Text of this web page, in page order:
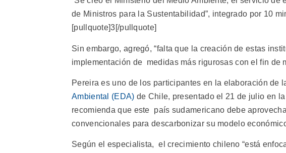
de Ministros para la Sustentabilidad”, integrado por 10
[pullquote]3[/pullquote]
Sin embargo, agregó, “falta que la creación de estas
implementación de medidas más rigurosas con el fin de
Pereira es uno de los participantes en la elaboración de
Ambiental (EDA) de Chile, presentado el 21 de julio en
recomienda que este país sudamericano debe
convencionales para descarbonizar su modelo
Según el especialista, el crecimiento chileno “está